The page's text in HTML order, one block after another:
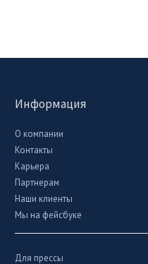
Информация
О компании
Контакты
Карьера
Партнерам
Наши клиенты
Мы на фейсбуке
Для прессы